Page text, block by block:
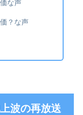
な声
？な声
波の再放送